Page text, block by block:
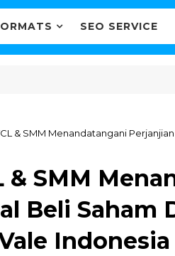
SEO SERVICE
& SMM Menandatangani
& SMM
Beli Saham